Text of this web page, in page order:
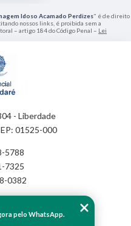
Idoso Acamado Perdizes" é de direito
nossos links, é proibida sem a
– artigo 184 do Código Penal – Lei
- Liberdade
01525-000
5788
7325
0382
pelo WhatsApp.